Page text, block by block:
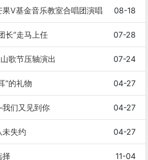
V基金音乐教室合唱团演唱 08-18
长”走马上任 07-28
歌节压轴演出 07-24
”的礼物 04-27
们又见到你 04-27
未失约 04-27
择 11-04